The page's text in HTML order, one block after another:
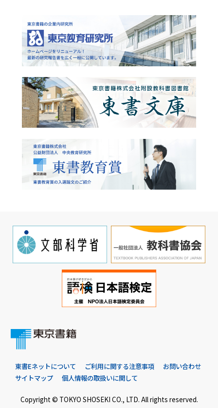
東書Eネットについて ご利用に関する注意事項
お問い合わせ
サイトマップ
個人情報の取扱いに関して
Copyright © TOKYO SHOSEKI CO., LTD. All rights reserved.